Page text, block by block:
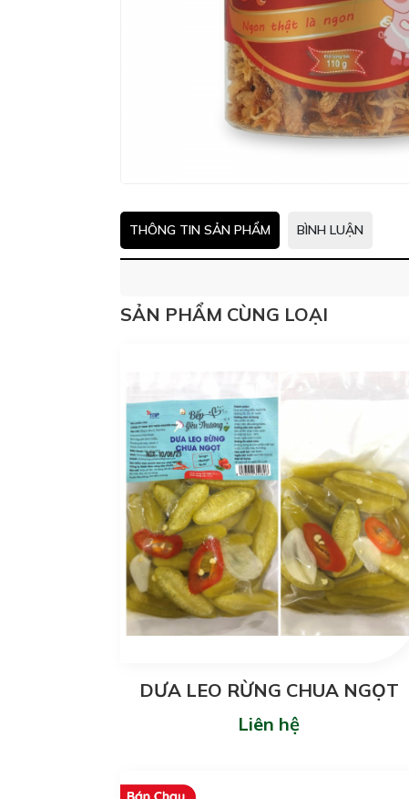
THÔNG TIN SẢN PHẨM BÌNH LUẬN
SẢN PHẨM CÙNG LOẠI
DƯA LEO RỪNG CHUA NGỌT
Liên hệ